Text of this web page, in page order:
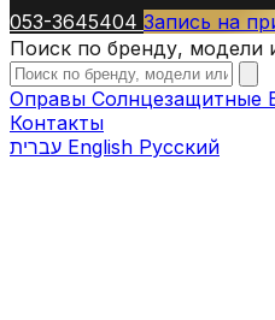
053-3645404 Запись на
Поиск по бренду, модели
Оправы Солнцезащитные
Контакты
English Русский